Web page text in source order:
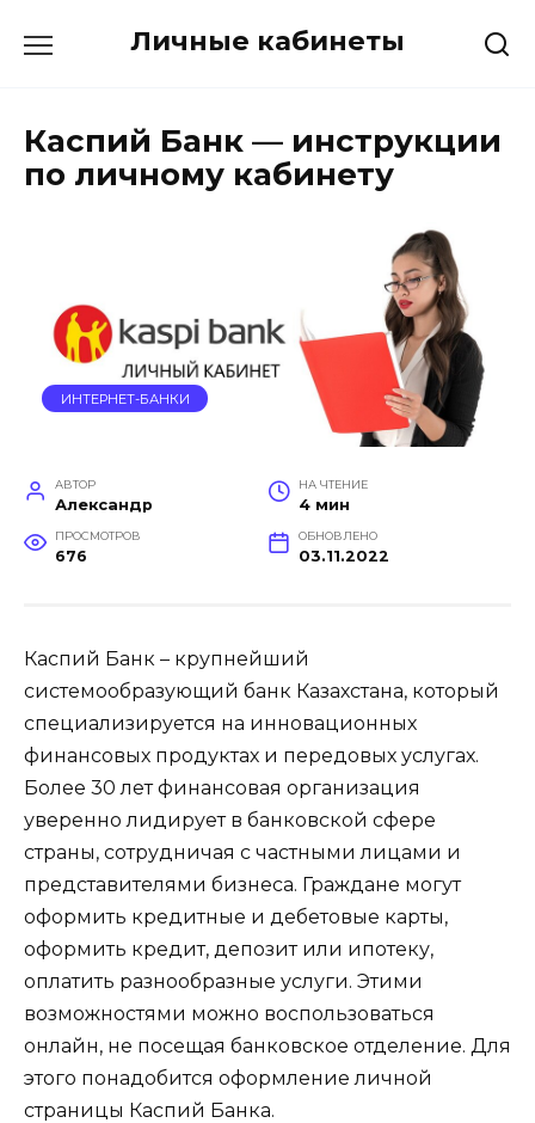
Личные кабинеты
Каспий Банк — инструкции
по личному кабинету
ИНТЕРНЕТ-БАНКИ
АВТОР
Александр
НА ЧТЕНИЕ
4 мин
ПРОСМОТРОВ
676
ОБНОВЛЕНО
03.11.2022
Каспий Банк – крупнейший
системообразующий банк Казахстана, который
специализируется на инновационных
финансовых продуктах и передовых услугах.
Более 30 лет финансовая организация
уверенно лидирует в банковской сфере
страны, сотрудничая с частными лицами и
представителями бизнеса. Граждане могут
оформить кредитные и дебетовые карты,
оформить кредит, депозит или ипотеку,
оплатить разнообразные услуги. Этими
возможностями можно воспользоваться
онлайн, не посещая банковское отделение. Для
этого понадобится оформление личной
страницы Каспий Банка.